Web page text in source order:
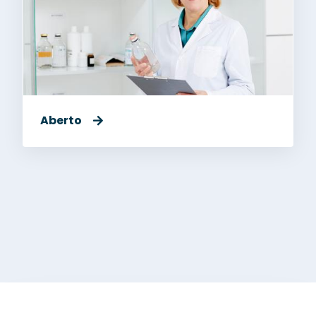
Aberto